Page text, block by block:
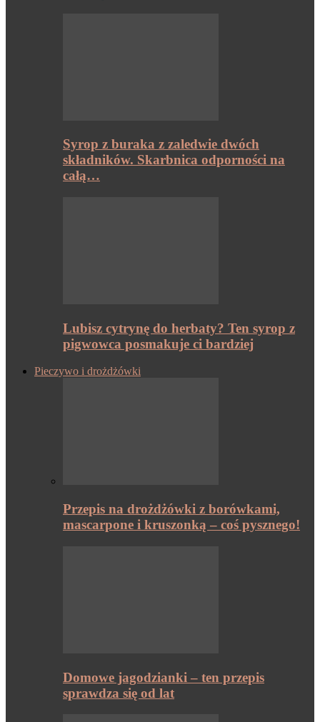
Syrop z buraka z zaledwie dwóch
składników. Skarbnica odporności na
całą…
Lubisz cytrynę do herbaty? Ten syrop z
pigwowca posmakuje ci bardziej
Pieczywo i drożdżówki
Przepis na drożdżówki z borówkami,
mascarpone i kruszonką – coś pysznego!
Domowe jagodzianki – ten przepis
sprawdza się od lat